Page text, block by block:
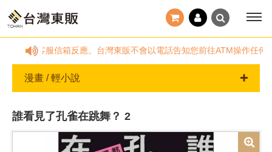
客服信箱反應。台灣東販不會以電話告知您前往ATM操作任何動作
漫畫 / 輕小說
誰看見了孔雀在跳舞？ 2